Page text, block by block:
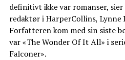
definitivt ikke var romanser,
redaktør i HarperCollins, Lynne
Forfatteren kom med sin siste
var «The Wonder Of It All» i
Falconer».